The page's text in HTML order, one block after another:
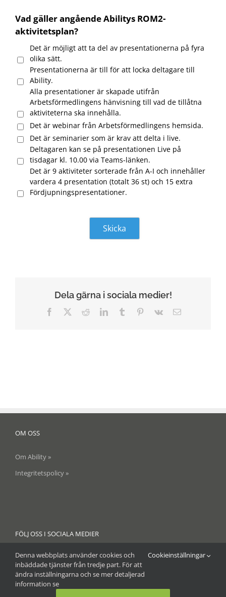
Vad gäller angående Abilitys ROM2-
aktivitetsplan?
Det är möjligt att ta del av presentationerna på fyra
olika sätt.
Presentationerna är till för att locka deltagare till
Ability.
Alla presentationer är skapade utifrån
Arbetsförmedlingens hänvisning till vad de tillåtna
aktiviteterna ska innehålla.
Det är webinar från Arbetsförmedlingens hemsida.
Det är seminarier som är krav att delta i live.
Deltagaren kan se på presentationen Live på
tisdagar kl. 10.00 via Teams-länken.
Det är 9 aktiviteter sorterade från A-I och innehåller
vardera 4 presentation (totalt 36 st) och 15 extra
Fördjupningspresentationer.
Dela gärna i sociala medier!
Facebook RedditLinkedInTumblr Pinterest
Vk Email
OM OSS
Om Ability »
Integritetspolicy »
FÖLJ OSS I SOCIALA MEDIER
Denna webbplats använder cookies och
inbäddade tjänster från tredje part. För att
ändra inställningarna och se mer detaljerad
information se
Cookieinställningar